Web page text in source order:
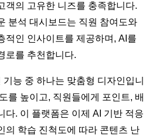
객의 고유한 니즈를 충족합니다.
분석 대시보드는 직원 참여도와
적인 인사이트를 제공하며, AI를
로를 추천합니다.
능 중 하나는 맞춤형 디자인입니
를 높이고, 직원들에게 포인트, 배
다. 이 플랫폼은 이제 AI 기반 적응
의 학습 진척도에 따라 콘텐츠 난